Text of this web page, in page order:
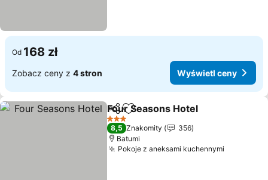
Od 168 zł
Zobacz ceny z 4 stron Wyświetl ceny
Udostępnij
Dodaj do ulubionych
Four Seasons Hotel
3 Kategoria
8,5 Znakomity
356
Batumi
Pokoje z aneksami kuchennymi